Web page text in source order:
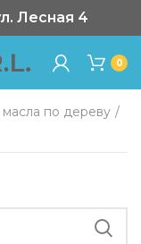
Лесная 4
0
по дереву